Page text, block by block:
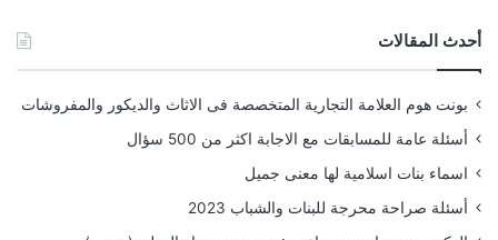
أحدث المقالات
بونت هوم العلامة التجارية المتخصصة فى الاثاث والديكور والمفروشات
أسئلة عامة للمسابقات مع الاجابة اكثر من 500 سؤال
اسماء بنات اسلامية لها معنى جميل
أسئلة صراحة محرجة للبنات والشباب 2023